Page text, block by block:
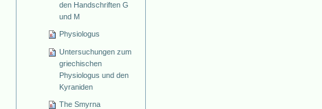
den Handschriften G
und M
Physiologus
Untersuchungen zum
griechischen
Physiologus und den
Kyraniden
The Smyrna